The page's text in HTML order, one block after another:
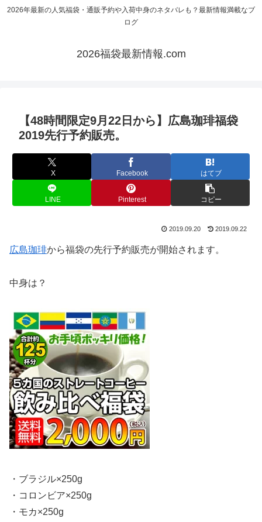
2026年最新の人気福袋・通販予約や入荷中身のネタバレも？最新情報満載なブ
ログ
2026福袋最新情報.com
【48時間限定9月22日から】広島珈琲福袋
2019先行予約販売。
X Facebook はてブ
LINE Pinterest コピー
2019.09.20 2019.09.22
広島珈琲から福袋の先行予約販売が開始されます。
中身は？
・ブラジル×250g
・コロンビア×250g
・モカ×250g